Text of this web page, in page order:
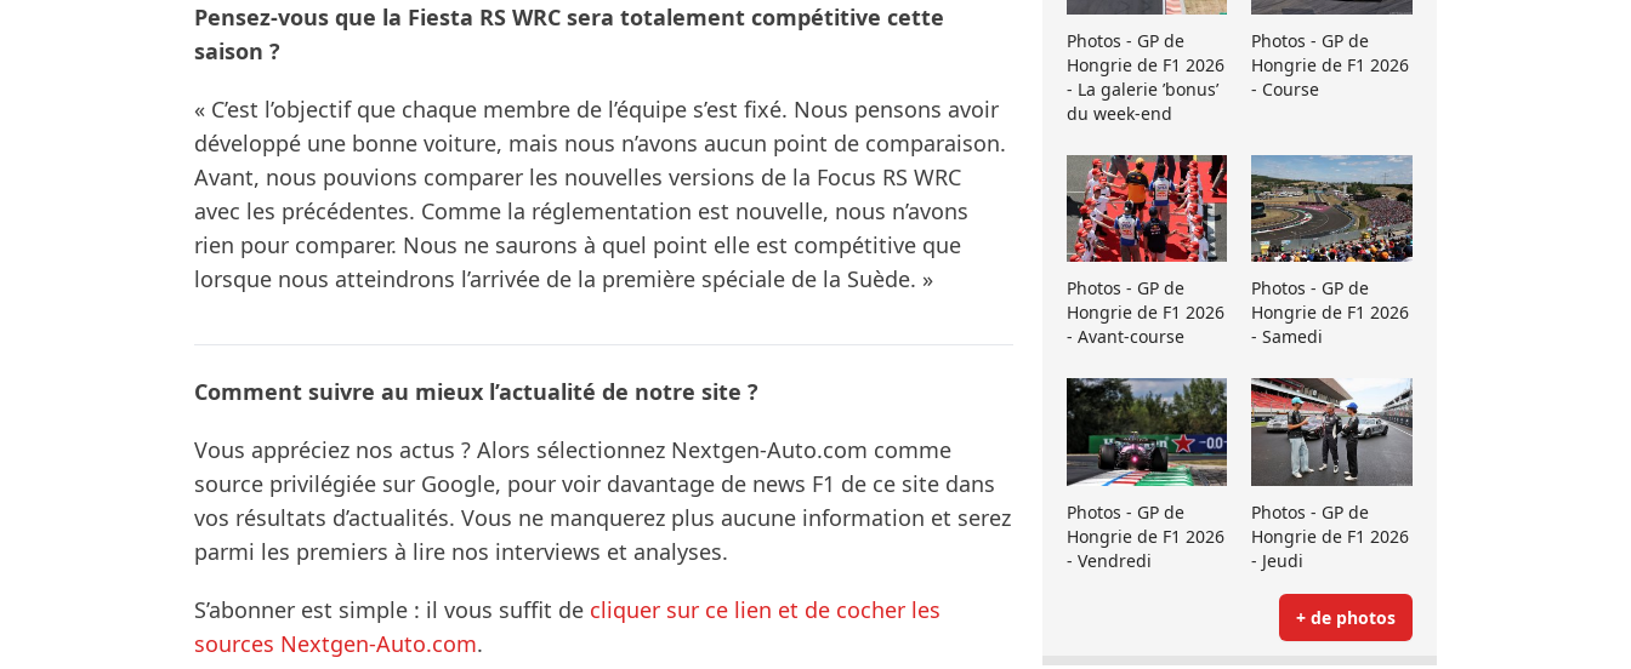
Pensez-vous que la Fiesta RS WRC sera totalement compétitive cette
saison ?
« C’est l’objectif que chaque membre de l’équipe s’est fixé. Nous pensons avoir
développé une bonne voiture, mais nous n’avons aucun point de comparaison.
Avant, nous pouvions comparer les nouvelles versions de la Focus RS WRC
avec les précédentes. Comme la réglementation est nouvelle, nous n’avons
rien pour comparer. Nous ne saurons à quel point elle est compétitive que
lorsque nous atteindrons l’arrivée de la première spéciale de la Suède. »
Comment suivre au mieux l’actualité de notre site ?
Vous appréciez nos actus ? Alors sélectionnez Nextgen-Auto.com comme
source privilégiée sur Google, pour voir davantage de news F1 de ce site dans
vos résultats d’actualités. Vous ne manquerez plus aucune information et serez
parmi les premiers à lire nos interviews et analyses.
S’abonner est simple : il vous suffit de cliquer sur ce lien et de cocher les
sources Nextgen-Auto.com.
Photos - GP de
Hongrie de F1 2026
- La galerie ’bonus’
du week-end
Photos - GP de
Hongrie de F1 2026
- Course
Photos - GP de
Hongrie de F1 2026
- Avant-course
Photos - GP de
Hongrie de F1 2026
- Samedi
Photos - GP de
Hongrie de F1 2026
- Vendredi
Photos - GP de
Hongrie de F1 2026
- Jeudi
+ de photos